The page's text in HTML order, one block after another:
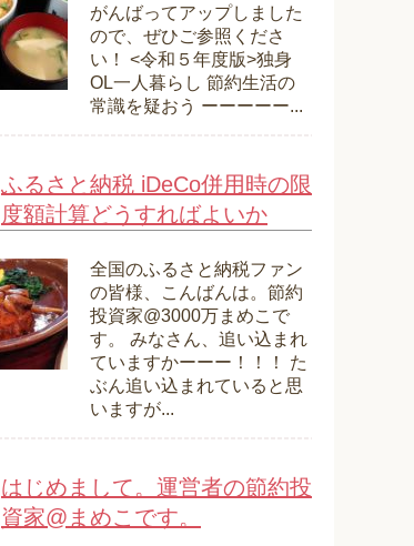
がんばってアップしました
ので、ぜひご参照くださ
い！ <令和５年度版>独身
OL一人暮らし 節約生活の
常識を疑おう ーーーーー...
ふるさと納税 iDeCo併用時の限
度額計算どうすればよいか
全国のふるさと納税ファン
の皆様、こんばんは。節約
投資家@3000万まめこで
す。 みなさん、追い込まれ
ていますかーーー！！！ た
ぶん追い込まれていると思
いますが...
はじめまして。運営者の節約投
資家@まめこです。